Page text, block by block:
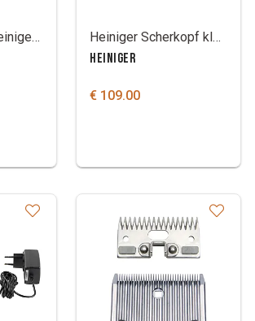
Tête de rasoir Heiniger Saphir 15W Heiniger Scherkopf klein 10WF 1,5 mm
HEINIGER
€ 109.00